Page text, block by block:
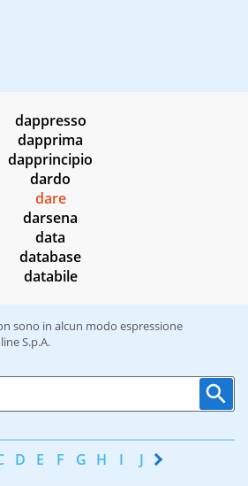
dappresso
dapprima
dapprincipio
dardo
dare
darsena
data
database
databile
sono in alcun modo espressione
S.p.A.
D E F G H I J K